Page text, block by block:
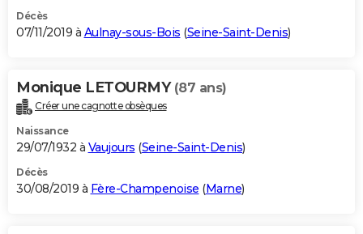
Décès
07/11/2019 à Aulnay-sous-Bois (Seine-Saint-Denis)
Monique LETOURMY (87 ans)
Créer une cagnotte obsèques
Naissance
29/07/1932 à Vaujours (Seine-Saint-Denis)
Décès
30/08/2019 à Fère-Champenoise (Marne)